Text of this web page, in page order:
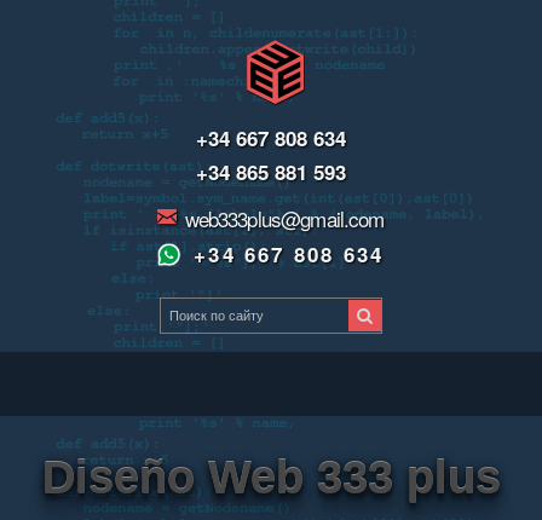
+34 667 808 634
+34 865 881 593
web333plus@gmail.com
+34 667 808 634
Diseño Web 333 plus